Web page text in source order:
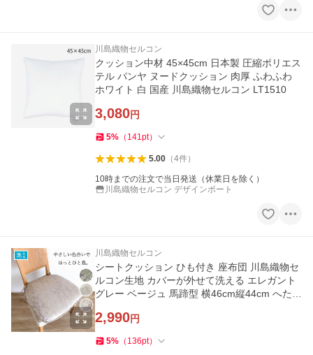
川島織物セルコン
クッション中材 45×45cm 日本製 圧縮ポリエス
テル パンヤ ヌードクッション 肉厚 ふわふわ
ホワイト 白 国産 川島織物セルコン LT1510
3,080円
5% （ 141pt）
5.00（4件）
10時までの注文で当日発送（休業日を除く）
川島織物セルコン デザインポート
川島織物セルコン
シートクッション ひも付き 座布団 川島織物セ
ルコン生地 カバーが外せて洗える エレガント
グレー ベージュ 馬蹄型 横46cm縦44cm へたり
2,990円
5% （ 136pt）